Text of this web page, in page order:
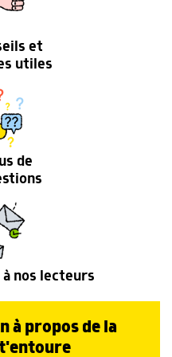
et
utiles
de
à nos lecteurs
à propos de la